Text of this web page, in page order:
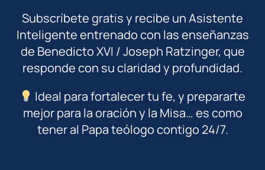
Subscríbete gratis y recibe un Asistente
Inteligente entrenado con las enseñanzas
de Benedicto XVI / Joseph Ratzinger, que
responde con su claridad y profundidad.
Ideal para fortalecer tu fe, y prepararte
mejor para la oración y la Misa… es como
tener al Papa teólogo contigo 24/7.